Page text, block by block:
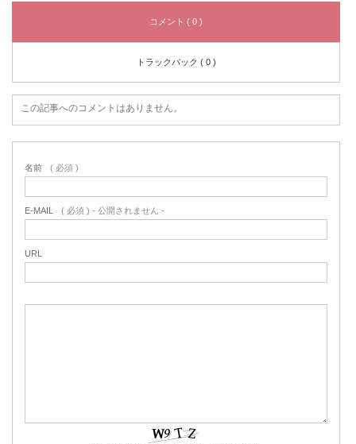
コメント ( 0 )
トラックバック ( 0 )
この記事へのコメントはありません。
名前 ( 必須 )
E-MAIL ( 必須 ) - 公開されません -
URL